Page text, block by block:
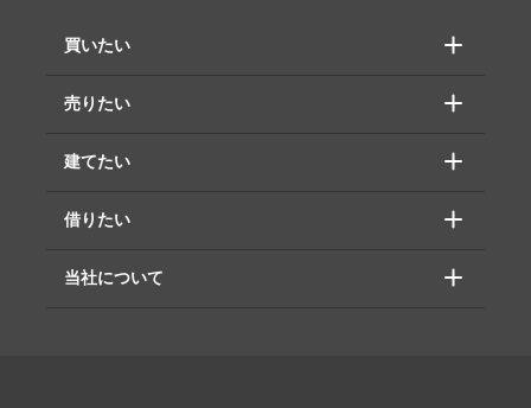
買いたい
売りたい
建てたい
借りたい
当社について